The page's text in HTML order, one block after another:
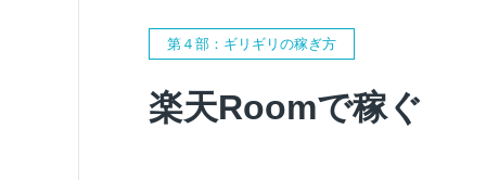
第４部：ギリギリの稼ぎ方
楽天Roomで稼ぐ